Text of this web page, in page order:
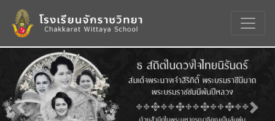
Previous Next